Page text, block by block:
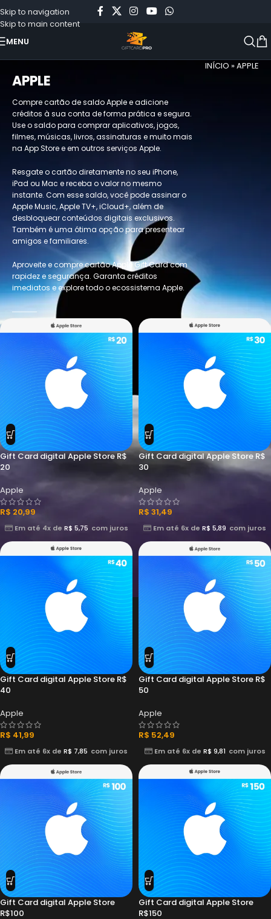
Skip to navigation
Skip to main content
MENU
INÍCIO »APPLE
APPLE
Compre cartão de saldo Apple e adicione
créditos à sua conta de forma prática e segura.
Use o saldo para comprar aplicativos, jogos,
filmes, músicas, livros, assinaturas e muito mais
na App Store e em outros serviços Apple.
Resgate o cartão diretamente no seu iPhone,
iPad ou Mac e receba o valor no mesmo
instante. Com esse saldo, você pode assinar o
Apple Music, Apple TV+, iCloud+, além de
desbloquear conteúdos digitais exclusivos.
Também é uma ótima opção para presentear
amigos e familiares.
Aproveite e compre cartão Apple Gift Card com
rapidez e segurança. Garanta créditos
imediatos e explore todo o ecossistema Apple.
Gift Card digital Apple Store R$
20
Apple
R$ 20,99
Em até 4x de R$ 5,75 com juros
Gift Card digital Apple Store R$
30
Apple
R$ 31,49
Em até 6x de R$ 5,89 com juros
Gift Card digital Apple Store R$
40
Apple
R$ 41,99
Em até 6x de R$ 7,85 com juros
Gift Card digital Apple Store R$
50
Apple
R$ 52,49
Em até 6x de R$ 9,81 com juros
Gift Card digital Apple Store
R$100
Gift Card digital Apple Store
R$150